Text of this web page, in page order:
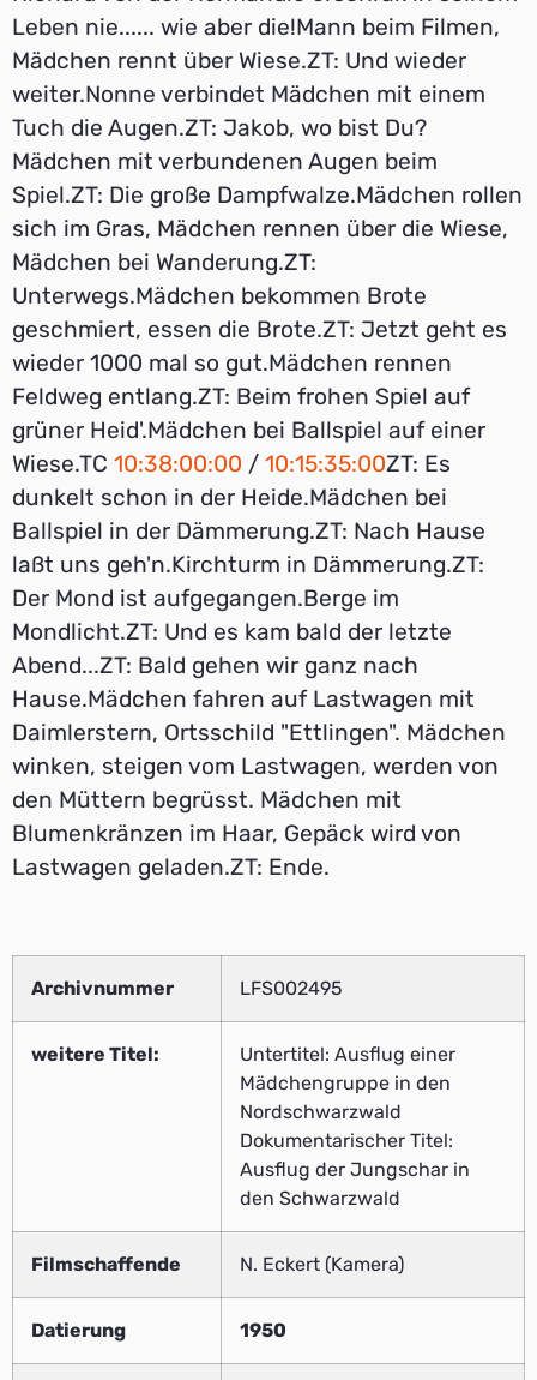
Leben nie...... wie aber die!Mann beim Filmen,
Mädchen rennt über Wiese.ZT: Und wieder
weiter.Nonne verbindet Mädchen mit einem
Tuch die Augen.ZT: Jakob, wo bist Du?
Mädchen mit verbundenen Augen beim
Spiel.ZT: Die große Dampfwalze.Mädchen rollen
sich im Gras, Mädchen rennen über die Wiese,
Mädchen bei Wanderung.ZT:
Unterwegs.Mädchen bekommen Brote
geschmiert, essen die Brote.ZT: Jetzt geht es
wieder 1000 mal so gut.Mädchen rennen
Feldweg entlang.ZT: Beim frohen Spiel auf
grüner Heid'.Mädchen bei Ballspiel auf einer
Wiese.TC 10:38:00:00 / 10:15:35:00ZT: Es
dunkelt schon in der Heide.Mädchen bei
Ballspiel in der Dämmerung.ZT: Nach Hause
laßt uns geh'n.Kirchturm in Dämmerung.ZT:
Der Mond ist aufgegangen.Berge im
Mondlicht.ZT: Und es kam bald der letzte
Abend...ZT: Bald gehen wir ganz nach
Hause.Mädchen fahren auf Lastwagen mit
Daimlerstern, Ortsschild "Ettlingen". Mädchen
winken, steigen vom Lastwagen, werden von
den Müttern begrüsst. Mädchen mit
Blumenkränzen im Haar, Gepäck wird von
Lastwagen geladen.ZT: Ende.
Archivnummer LFS002495
weitere Titel:
Untertitel: Ausflug einer
Mädchengruppe in den
Nordschwarzwald
Dokumentarischer Titel:
Ausflug der Jungschar in
den Schwarzwald
Filmschaffende N. Eckert (Kamera)
Datierung 1950